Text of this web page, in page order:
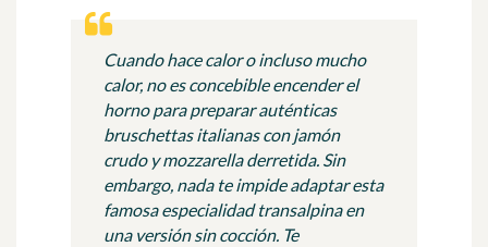
Cuando hace calor o incluso mucho
calor, no es concebible encender el
horno para preparar auténticas
bruschettas italianas con jamón
crudo y mozzarella derretida. Sin
embargo, nada te impide adaptar esta
famosa especialidad transalpina en
una versión sin cocción. Te